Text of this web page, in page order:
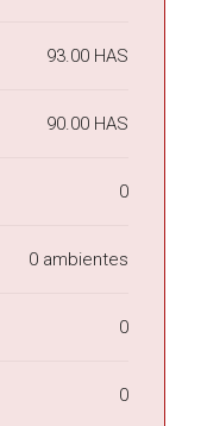
93.00 HAS
90.00 HAS
0
0 ambientes
0
0